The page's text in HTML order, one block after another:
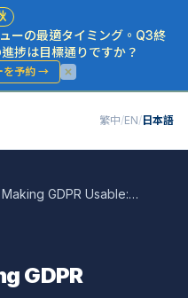
ーの最適タイミング。Q3終
捗は目標通りですか？
を予約 →
繁中/EN/ 日本語
インサイト：Making GDPR Usable: A Model to
GDPR